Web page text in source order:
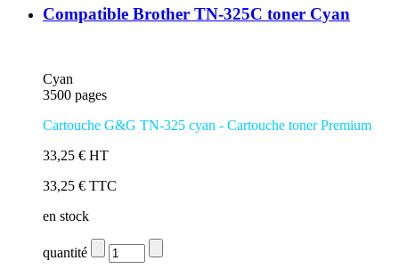
Compatible Brother TN-325C toner Cyan
Cyan
3500 pages
Cartouche G&G TN-325 cyan - Cartouche toner Premium
33,25 € HT
33,25 € TTC
en stock
quantité